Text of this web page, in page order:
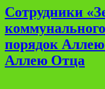
Сотрудники
порядок
Аллею Отца